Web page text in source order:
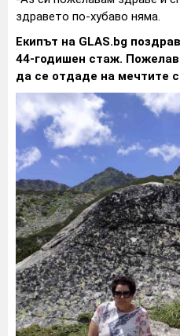
здравето по-хубаво няма.
Екипът на GLAS.bg
44-годишен стаж.
да се отдаде на мечтите